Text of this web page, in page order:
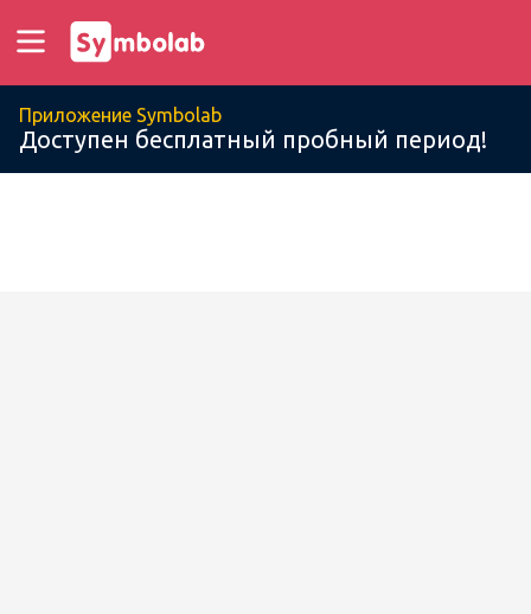
Приложение Symbolab
Доступен бесплатный пробный период!